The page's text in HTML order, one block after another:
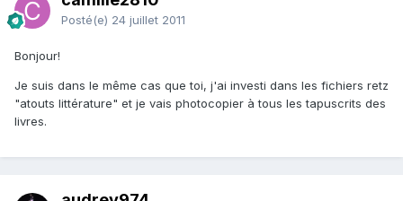
Posté(e) 24 juillet 2011
Bonjour!
Je suis dans le même cas que toi, j'ai investi dans les fichiers retz
"atouts littérature" et je vais photocopier à tous les tapuscrits des
livres.